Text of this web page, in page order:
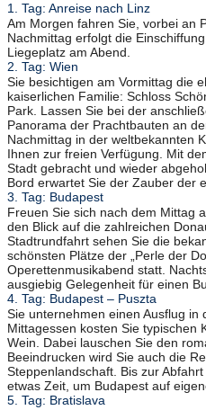
1. Tag: Anreise nach Linz
Am Morgen fahren Sie, vorbei an
Nachmittag erfolgt die
Liegeplatz am Abend.
2. Tag: Wien
Sie besichtigen am Vormittag die
kaiserlichen Familie: Schloss
Park. Lassen Sie bei der
Panorama der Prachtbauten an
Nachmittag in der weltbekannten
Ihnen zur freien Verfügung. Mit
Stadt gebracht und wieder
Bord erwartet Sie der Zauber der
3. Tag: Budapest
Freuen Sie sich nach dem Mittag
den Blick auf die zahlreichen
Stadtrundfahrt sehen Sie die
schönsten Plätze der „Perle der
Operettenmusikabend statt.
ausgiebig Gelegenheit für einen
4. Tag: Budapest – Puszta
Sie unternehmen einen Ausflug in
Mittagessen kosten Sie typischen
Wein. Dabei lauschen Sie den
Beeindrucken wird Sie auch die
Steppenlandschaft. Bis zur
etwas Zeit, um Budapest auf
5. Tag: Bratislava